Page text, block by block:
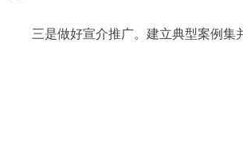
三是做好宣介推广。建立典型案例集并